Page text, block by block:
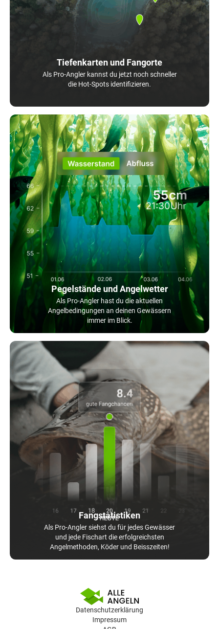
Tiefenkarten und Fangorte
Als Pro-Angler kannst du jetzt noch schneller
die Hot-Spots identifizieren.
Pegelstände und Angelwetter
Als Pro-Angler hast du die aktuellen
Angelbedingungen an deinen Gewässern
immer im Blick.
Fangstatistiken
Als Pro-Angler siehst du für jedes Gewässer
und jede Fischart die erfolgreichsten
Angelmethoden, Köder und Beisszeiten!
Datenschutzerklärung
Impressum